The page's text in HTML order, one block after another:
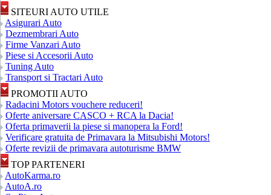
SITEURI AUTO UTILE
Asigurari Auto
Dezmembrari Auto
Firme Vanzari Auto
Piese si Accesorii Auto
Tuning Auto
Transport si Tractari Auto
PROMOTII AUTO
Radacini Motors vouchere reduceri!
Oferte aniversare CASCO + RCA la Dacia!
Oferta primaverii la piese si manopera la Ford!
Verificare gratuita de Primavara la Mitsubishi Motors!
Oferte revizii de primavara autoturisme BMW
TOP PARTENERI
AutoKarma.ro
AutoA.ro